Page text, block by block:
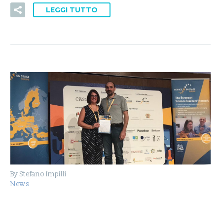
LEGGI TUTTO
By Stefano Impilli
News